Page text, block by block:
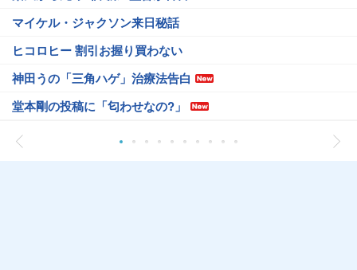
マイケル・ジャクソン来日秘話
ヒコロヒー 割引お握り買わない
神田うの「三角ハゲ」治療法告白
堂本剛の投稿に「匂わせなの?」